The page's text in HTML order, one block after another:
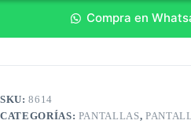
Compra en
SKU:8614
CATEGORÍAS: PANTALLAS,